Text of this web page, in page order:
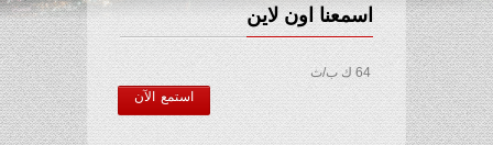
اسمعنا اون لاين
64 ك ب/ث
استمع الآن